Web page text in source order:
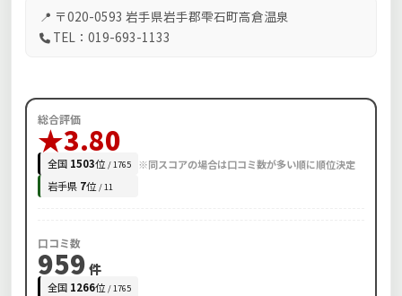
📍 〒020-0593 岩手県岩手郡雫石町高倉温泉
TEL：019-693-1133
総合評価
★3.80
全国 1503位 / 1765
岩手県 7位 / 11
※同スコアの場合は口コミ数が多い順に順位決定
口コミ数
959件
全国 1266位 / 1765